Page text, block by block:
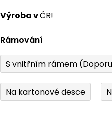
Výroba vČR!
Rámování
S vnitřním rámem
Na kartonové desce